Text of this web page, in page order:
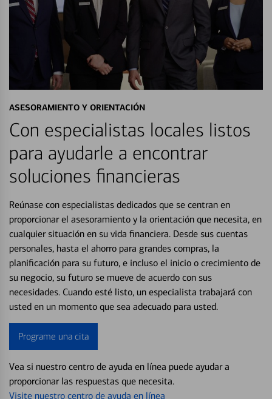
ASESORAMIENTO Y ORIENTACIÓN
Con especialistas locales listos
para ayudarle a encontrar
soluciones financieras
Reúnase con especialistas dedicados que se centran en
proporcionar el asesoramiento y la orientación que necesita, en
cualquier situación en su vida financiera. Desde sus cuentas
personales, hasta el ahorro para grandes compras, la
planificación para su futuro, e incluso el inicio o crecimiento de
su negocio, su futuro se mueve de acuerdo con sus
necesidades. Cuando esté listo, un especialista trabajará con
usted en un momento que sea adecuado para usted.
Programe una cita
Vea si nuestro centro de ayuda en línea puede ayudar a
proporcionar las respuestas que necesita.
Visite nuestro centro de ayuda en línea